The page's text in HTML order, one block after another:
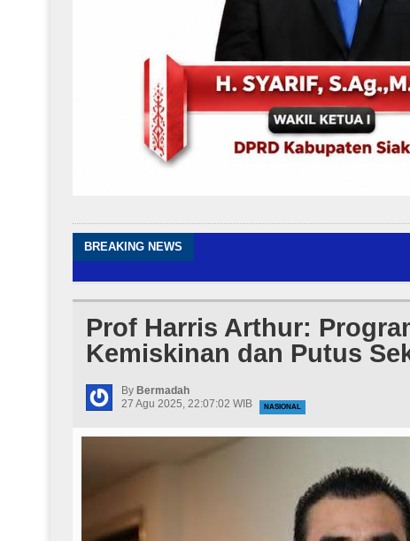
BREAKING NEWS
SIEXPO
Prof Harris Arthur:
Kemiskinan dan Putus
By Bermadah
27 Agu 2025, 22:07:02 WIB
NASIONAL